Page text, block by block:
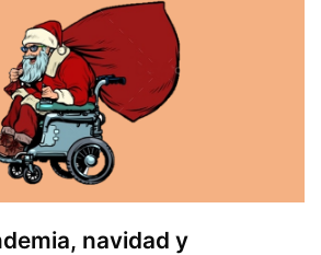
navidad y